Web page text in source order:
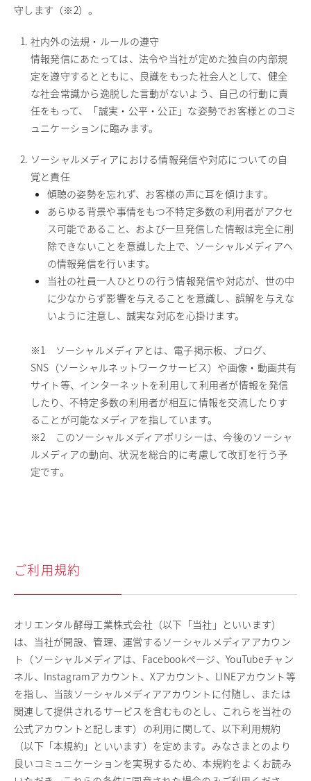
守します（※2）。
社内外の法規・ルールの遵守
情報発信にあたっては、法令や当社が定めた独自の内部規
定を遵守するとともに、良識をもった社会人として、健全
な社会常識から逸脱した言動がないよう、自己の行動に責
任をもって、「誠実・公平・公正」な姿勢でお客様とのコミ
ュニケーションに臨みます。
ソーシャルメディアにおける情報発信や対応についての自
覚と責任
傾聴の姿勢を忘れず、お客様の声に耳を傾けます。
あらゆる背景や事情をもつ不特定多数の利用者がアクセ
ス可能であること、および一旦発信した情報は完全に削
除できないことを意識した上で、ソーシャルメディアへ
の情報発信を行います。
当社の社員一人ひとりの行う情報発信や対応が、世の中
に少なからず影響を与えることを意識し、誤解を与えな
いように注意し、誠実な対応を心掛けます。
※1 ソーシャルメディアとは、電子掲示板、ブログ、
SNS（ソーシャルネットワークサービス）や画像・動画共有
サイト等、インターネットを利用して利用者が情報を発信
したり、不特定多数の利用者が相互に情報を交流したりす
ることが可能なメディアを指しています。
※2 このソーシャルメディアポリシーは、今後のソーシャ
ルメディアの動向、状況を総合的に考慮して改訂を行う予
定です。
ご利用規約
オリエンタル酵母工業株式会社（以下「当社」といいます）
は、当社が開設、管理、運営するソーシャルメディアアカウン
ト（ソーシャルメディアは、Facebookページ、YouTubeチャン
ネル、Instagramアカウント、Xアカウント、LINEアカウント等
を指し、当該ソーシャルメディアアカウントに付随し、または
関連して提供されるサービスを含むものとし、これらを当社の
公式アカウントと記します）の利用に関して、以下利用規約
（以下「本規約」といいます）を定めます。みなさまとのより
良いコミュニケーションを実現するため、本規約をよくお読み